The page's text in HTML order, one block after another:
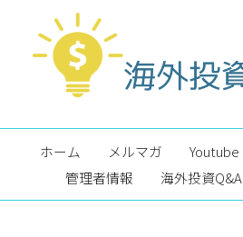
ホーム メルマガ Youtube
管理者情報
海外投資Q&A